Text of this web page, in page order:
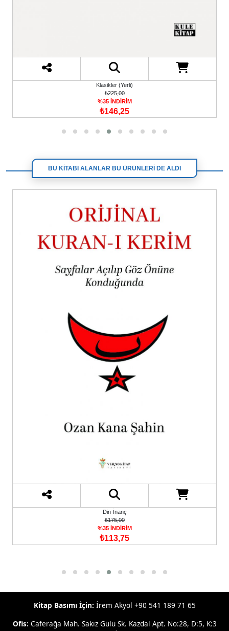
Klasikler (Yerli)
₺225,00
%35 İNDİRİM
₺146,25
BU KİTABI ALANLAR BU ÜRÜNLERİ DE ALDI
Din-İnanç
₺175,00
%35 İNDİRİM
₺113,75
Kitap Basımı İçin: İrem Akyol +90 541 189 71 65
Ofis: Caferağa Mah. Sakız Gülü Sk. Kazdal Apt. No:28, D:5, K:3